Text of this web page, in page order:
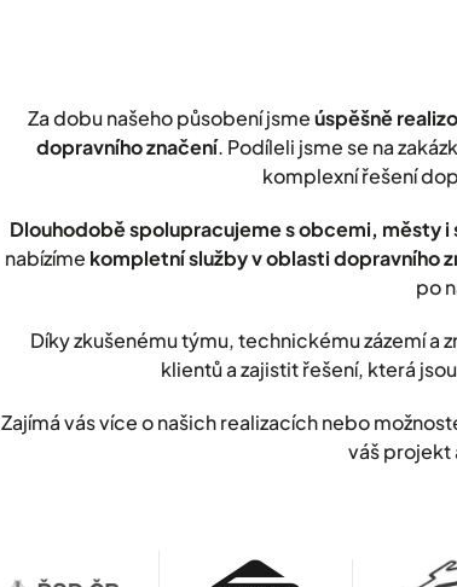
Za dobu našeho působení jsmeúspěšně
dopravního značení. Podíleli jsme se na
komplexní řešení
Dlouhodobě spolupracujeme s obcemi, městy
nabízíme kompletní služby v oblasti dopravního
po
Díky zkušenému týmu, technickému zázemí
klientů a zajistit řešení, která jsou
Zajímá vás více o našich realizacích nebo
váš projekt